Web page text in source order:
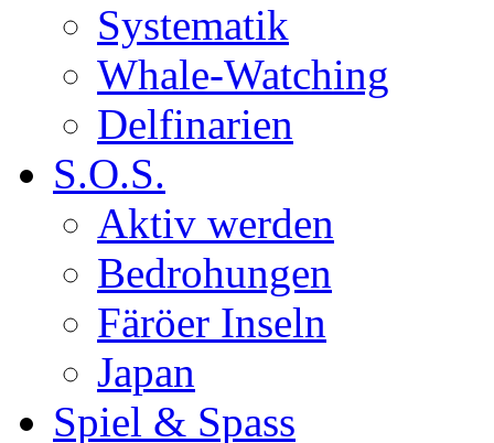
Systematik
Whale-Watching
Delfinarien
S.O.S.
Aktiv werden
Bedrohungen
Färöer Inseln
Japan
Spiel & Spass